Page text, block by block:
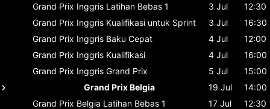
Grand Prix Inggris Latihan Bebas 1 3 Jul
12:30
Grand Prix Inggris Kualifikasi untuk Sprint 3 Jul
16:30
Grand Prix Inggris Baku Cepat 4 Jul
12:00
Grand Prix Inggris Kualifikasi 4 Jul
16:00
Grand Prix Inggris Grand Prix 5 Jul
15:00
Grand Prix Belgia
19 Jul
14:00
Grand Prix Belgia Latihan Bebas 1 17 Jul
12:30